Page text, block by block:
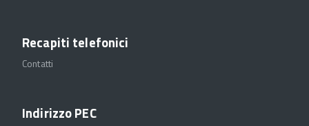
Recapiti telefonici
Contatti
Indirizzo PEC